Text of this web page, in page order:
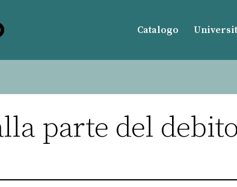
Catalogo
parte del debito